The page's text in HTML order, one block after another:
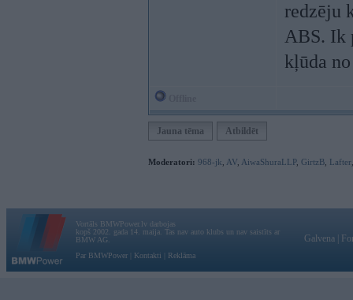
redzēju
ABS. Ik
kļūda
Jauna tēma Atbildēt
Moderatori: 968-jk AV AiwaShuraLLP, GirtzB Lafter
Vortāls BMWPower.lv darbojas
kopš 2002. gada 14. maija. Tas nav auto klubs un nav saistīts ar
BMW AG.
Par BMWPower
Kontakti Reklāma
Galvena